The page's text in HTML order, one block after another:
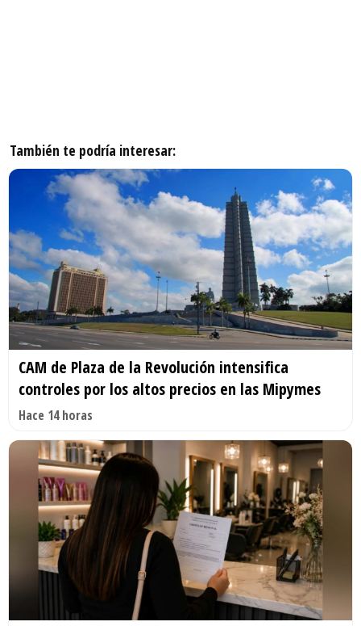
También te podría interesar:
CAM de Plaza de la Revolución intensifica
controles por los altos precios en las Mipymes
Hace 14 horas